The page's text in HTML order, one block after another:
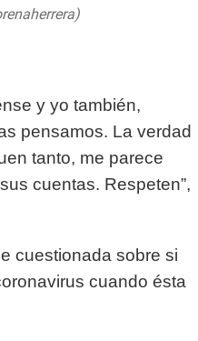
y yo también,
pensamos. La verdad
tanto, me parece
cuentas. Respeten”,
cuestionada sobre si
cuando ésta